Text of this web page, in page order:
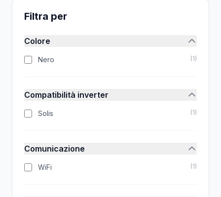
Filtra per
Colore
Nero (1)
Compatibilità inverter
Solis (1)
Comunicazione
WiFi (1)